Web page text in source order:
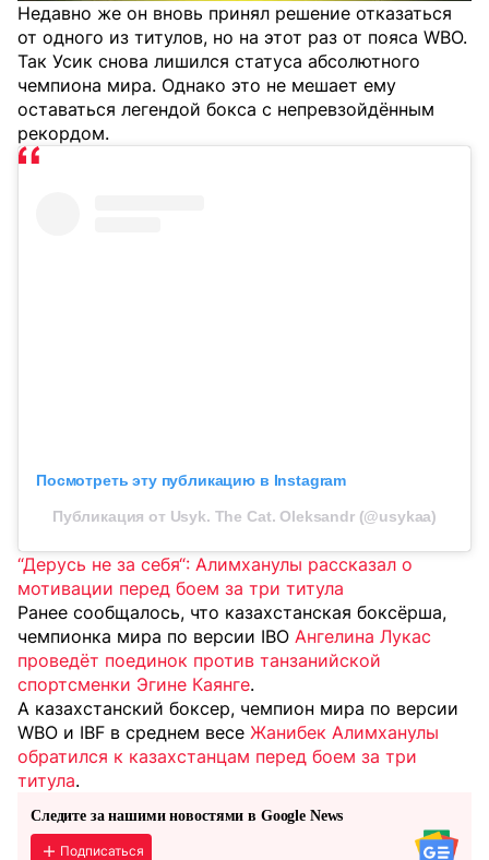
Недавно же он вновь принял решение отказаться
от одного из титулов, но на этот раз от пояса WBO.
Так Усик снова лишился статуса абсолютного
чемпиона мира. Однако это не мешает ему
оставаться легендой бокса с непревзойдённым
рекордом.
Посмотреть эту публикацию в Instagram
Публикация от Usyk. The Cat. Oleksandr (@usykaa)
“Дерусь не за себя“: Алимханулы рассказал о
мотивации перед боем за три титула
Ранее сообщалось, что казахстанская боксёрша,
чемпионка мира по версии IBO Ангелина Лукас
проведёт поединок против танзанийской
спортсменки Эгине Каянге.
А казахстанский боксер, чемпион мира по версии
WBO и IBF в среднем весе Жанибек Алимханулы
обратился к казахстанцам перед боем за три
титула.
Следите за нашими новостями в Google News
Подписаться